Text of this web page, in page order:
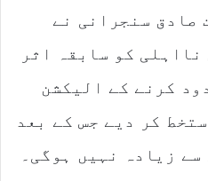
صادق سنجرانی نے
کو سابقہ اثر
تک محدود کرنے کے الیکشن
کر دیے جس کے بعد